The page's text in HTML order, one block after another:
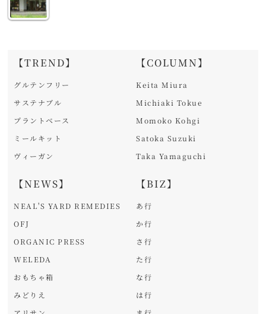
【TREND】
グルテンフリー
サステナブル
プラントベース
ミールキット
ヴィーガン
【NEWS】
NEAL'S YARD REMEDIES
OFJ
ORGANIC PRESS
WELEDA
おもちゃ箱
みどりえ
【COLUMN】
Keita Miura
Michiaki Tokue
Momoko Kohgi
Satoka Suzuki
Taka Yamaguchi
【BIZ】
あ行
か行
さ行
た行
な行
は行